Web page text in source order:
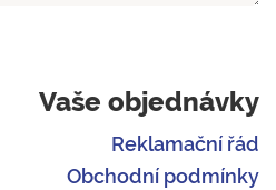
Vaše objednávky
Reklamační řád
Obchodní podmínky